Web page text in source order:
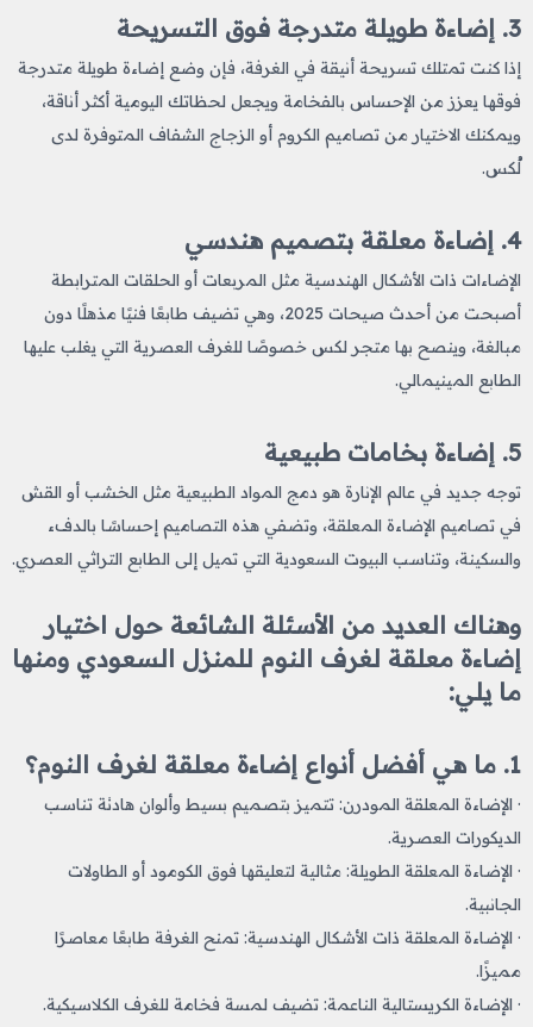
3. إضاءة طويلة متدرجة فوق التسريحة
إذا كنت تمتلك تسريحة أنيقة في الغرفة، فإن وضع إضاءة طويلة متدرجة
فوقها يعزز من الإحساس بالفخامة ويجعل لحظاتك اليومية أكثر أناقة،
ويمكنك الاختيار من تصاميم الكروم أو الزجاج الشفاف المتوفرة لدى
لُكس.
4. إضاءة معلقة بتصميم هندسي
الإضاءات ذات الأشكال الهندسية مثل المربعات أو الحلقات المترابطة
أصبحت من أحدث صيحات 2025، وهي تضيف طابعًا فنيًا مذهلًا دون
مبالغة، وينصح بها متجر لكس خصوصًا للغرف العصرية التي يغلب عليها
الطابع المينيمالي.
5. إضاءة بخامات طبيعية
توجه جديد في عالم الإنارة هو دمج المواد الطبيعية مثل الخشب أو القش
في تصاميم الإضاءة المعلقة، وتضفي هذه التصاميم إحساسًا بالدفء
والسكينة، وتناسب البيوت السعودية التي تميل إلى الطابع التراثي العصري.
وهناك العديد من الأسئلة الشائعة حول اختيار
إضاءة معلقة لغرف النوم للمنزل السعودي ومنها
ما يلي:
1. ما هي أفضل أنواع إضاءة معلقة لغرف النوم؟
· الإضاءة المعلقة المودرن: تتميز بتصميم بسيط وألوان هادئة تناسب
الديكورات العصرية.
· الإضاءة المعلقة الطويلة: مثالية لتعليقها فوق الكومود أو الطاولات
الجانبية.
· الإضاءة المعلقة ذات الأشكال الهندسية: تمنح الغرفة طابعًا معاصرًا
مميزًا.
· الإضاءة الكريستالية الناعمة: تضيف لمسة فخامة للغرف الكلاسيكية.